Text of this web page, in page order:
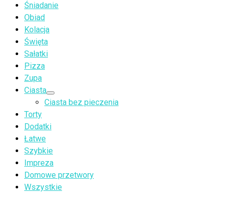
Śniadanie
Obiad
Kolacja
Święta
Sałatki
Pizza
Zupa
Ciasta
Ciasta bez pieczenia
Torty
Dodatki
Łatwe
Szybkie
Impreza
Domowe przetwory
Wszystkie